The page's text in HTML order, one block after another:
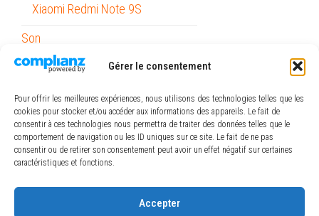
Gérer le consentement
Pour offrir les meilleures expériences, nous utilisons des technologies telles que les
cookies pour stocker et/ou accéder aux informations des appareils. Le fait de
consentir à ces technologies nous permettra de traiter des données telles que le
comportement de navigation ou les ID uniques sur ce site. Le fait de ne pas
consentir ou de retirer son consentement peut avoir un effet négatif sur certaines
caractéristiques et fonctions.
Accepter
Xiaomi Redmi Note 9S
Son
Stylets
Outils
Papeterie / Bureau